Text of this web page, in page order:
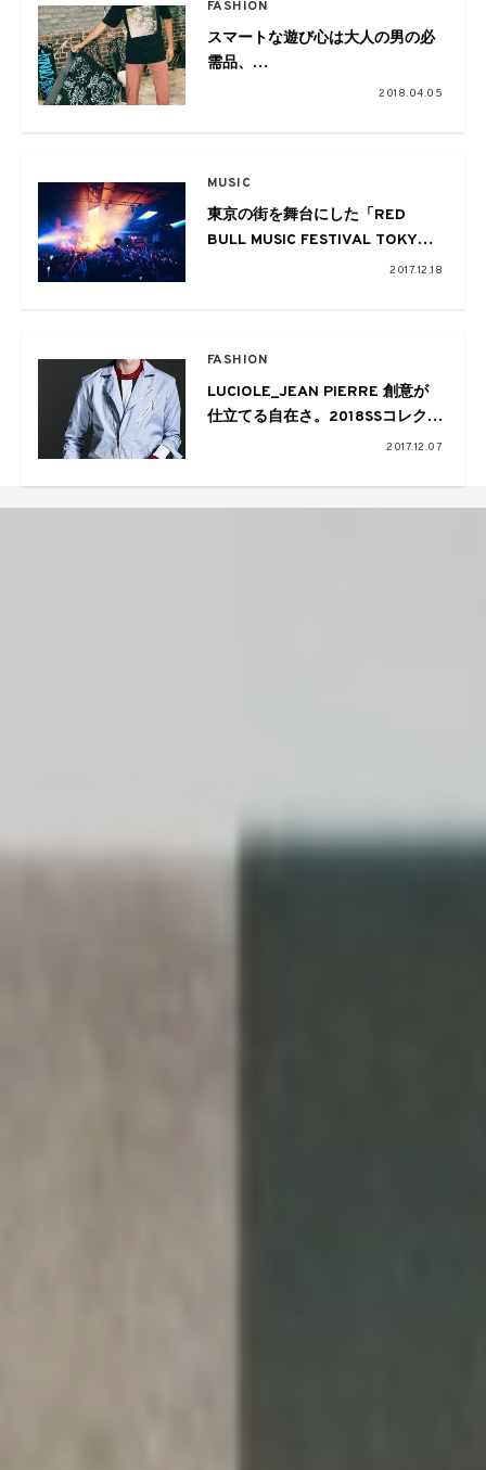
FASHION
スマートな遊び心は大人の男の必
需品、
CHARI&CO 2018 SUMMER LOOK
2018.04.05
MUSIC
東京の街を舞台にした「RED
BULL MUSIC FESTIVAL TOKYO
2017.12.18
FASHION
LUCIOLE_JEAN PIERRE 創意が
仕立てる自在さ。2018SSコレクシ
2017.12.07